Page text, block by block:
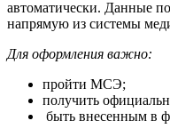
автоматически. Данные
напрямую из системы
Для оформления важно:
пройти МСЭ;
получить
быть внесенным в